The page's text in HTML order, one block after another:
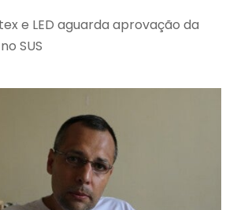
e LED aguarda aprovação da
SUS